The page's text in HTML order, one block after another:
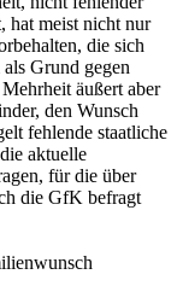
hat meist nicht nur
die sich
Grund gegen
äußert aber
den Wunsch
fehlende staatliche
aktuelle
für die über
die GfK befragt